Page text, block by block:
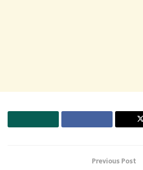
Previous Post